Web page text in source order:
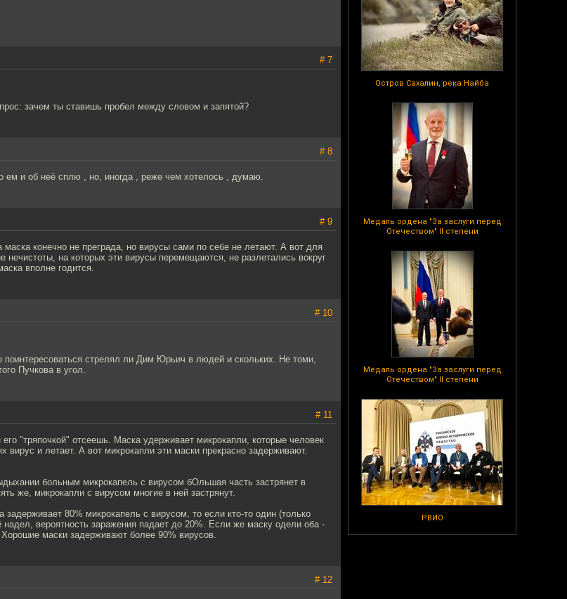
Остров Сахалин, река Найба
Медаль ордена "За заслуги перед
Отечеством" II степени
Медаль ордена "За заслуги перед
Отечеством" II степени
РВИО
# 7
зачем ты ставишь пробел между словом и запятой?
# 8
ем и об неё сплю , но, иногда , реже чем хотелось , думаю.
# 9
маска конечно не преграда, но вирусы сами по себе не летают. А вот для
нечистоты, на которых эти вирусы перемещаются, не разлетались вокруг
вполне годится.
# 10
стрелял ли Дим Юрьич в людей и скольких. Не томи,
Пучкова в угол.
# 11
"тряпочкой" отсеешь. Маска удерживает микрокапли, которые человек
вирус и летает. А вот микрокапли эти маски прекрасно задерживают.
больным микрокапель с вирусом бОльшая часть застрянет в
же, микрокапли с вирусом многие в ней застрянут.
80% микрокапель с вирусом, то если кто-то один (только
надел, вероятность заражения падает до 20%. Если же маску одели оба -
маски задерживают более 90% вирусов.
# 12